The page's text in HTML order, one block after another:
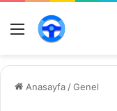
Menü
Anasayfa /Genel